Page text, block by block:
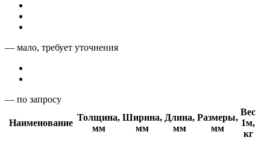
— мало, требует уточнения
— по запросу
Наименование
Толщина,
мм
Ширина,
мм
Длина,
мм
Размеры,
мм
Вес
1м,
кг